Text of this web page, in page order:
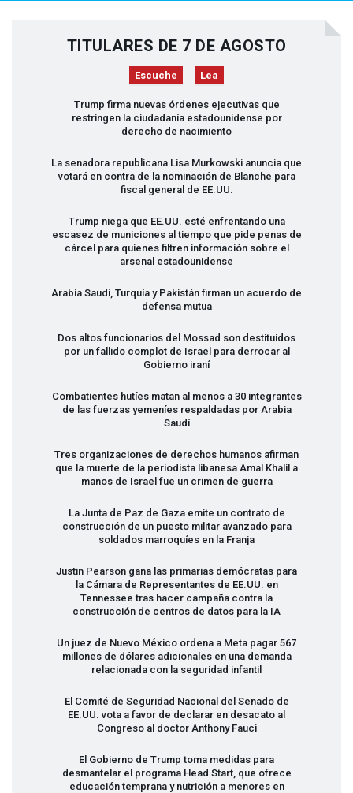
TITULARES DE 7 DE AGOSTO
Escuche Lea
Trump firma nuevas órdenes ejecutivas que
restringen la ciudadanía estadounidense por
derecho de nacimiento
La senadora republicana Lisa Murkowski anuncia que
votará en contra de la nominación de Blanche para
fiscal general de EE.UU.
Trump niega que EE.UU. esté enfrentando una
escasez de municiones al tiempo que pide penas de
cárcel para quienes filtren información sobre el
arsenal estadounidense
Arabia Saudí, Turquía y Pakistán firman un acuerdo de
defensa mutua
Dos altos funcionarios del Mossad son destituidos
por un fallido complot de Israel para derrocar al
Gobierno iraní
Combatientes hutíes matan al menos a 30 integrantes
de las fuerzas yemeníes respaldadas por Arabia
Saudí
Tres organizaciones de derechos humanos afirman
que la muerte de la periodista libanesa Amal Khalil a
manos de Israel fue un crimen de guerra
La Junta de Paz de Gaza emite un contrato de
construcción de un puesto militar avanzado para
soldados marroquíes en la Franja
Justin Pearson gana las primarias demócratas para
la Cámara de Representantes de EE.UU. en
Tennessee tras hacer campaña contra la
construcción de centros de datos para la IA
Un juez de Nuevo México ordena a Meta pagar 567
millones de dólares adicionales en una demanda
relacionada con la seguridad infantil
El Comité de Seguridad Nacional del Senado de
EE.UU. vota a favor de declarar en desacato al
Congreso al doctor Anthony Fauci
El Gobierno de Trump toma medidas para
desmantelar el programa Head Start, que ofrece
educación temprana y nutrición a menores en